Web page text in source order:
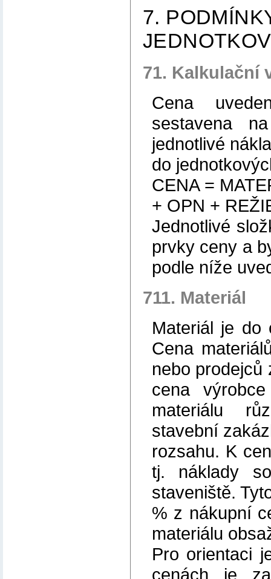
7.
71. Kalkulační
Cena
sestavena
jednotlivé
do
CENA =
+ OPN +
Jednotlivé
prvky ceny a
podle níže
711. Materiál
Materiál je do
Cena
nebo prodejců
cena
materiálu
stavební
rozsahu. K
tj. náklady
staveniště.
% z nákupní
materiálu
Pro orientaci
cenách je